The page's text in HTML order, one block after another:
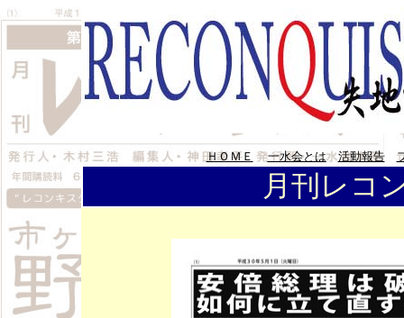
ＨＯＭＥ 一水会とは 活動報告
月刊レコ